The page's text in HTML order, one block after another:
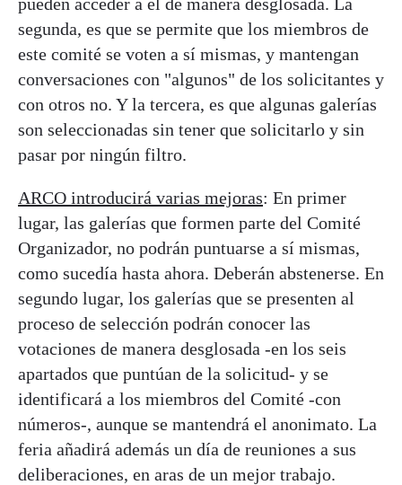
segunda, es que se permite que los miembros de
este comité se voten a sí mismas, y mantengan
conversaciones con "algunos" de los solicitantes y
con otros no. Y la tercera, es que algunas galerías
son seleccionadas sin tener que solicitarlo y sin
pasar por ningún filtro.
ARCO introducirá varias mejoras: En primer
lugar, las galerías que formen parte del Comité
Organizador, no podrán puntuarse a sí mismas,
como sucedía hasta ahora. Deberán abstenerse. En
segundo lugar, los galerías que se presenten al
proceso de selección podrán conocer las
votaciones de manera desglosada -en los seis
apartados que puntúan de la solicitud- y se
identificará a los miembros del Comité -con
números-, aunque se mantendrá el anonimato. La
feria añadirá además un día de reuniones a sus
deliberaciones, en aras de un mejor trabajo.